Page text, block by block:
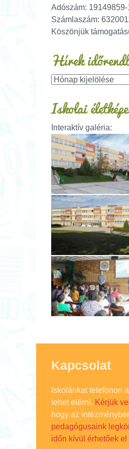
Adószám: 19149859-
Számlaszám:
Köszönjük
Hírek
Iskolai
Interaktív galéria:
Kapcsolat
Iskolánkat telefonon
lehet elérni. Kérjük
hogy az
pedagógusaink
időn kívül érhetőek el